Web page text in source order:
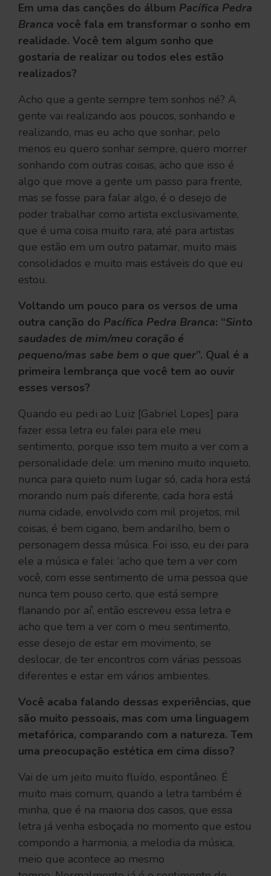
Em uma das canções do álbum Pacífica Pedra
Branca você fala em transformar o sonho em
realidade. Você tem algum sonho que
gostaria de realizar ou todos eles estão
realizados?
Acho que a gente sempre tem sonhos né? A
gente vai realizando aos poucos, sonhando e
realizando, mas eu acho que sonhar, pelo
menos eu quero sonhar sempre, quero morrer
sonhando com outras coisas, acho que isso é
algo que move a gente um passo para frente,
mas se fosse para falar algo, é o desejo de
poder trabalhar como artista exclusivamente,
que é uma coisa muito rara, até para artistas
que estão em um outro patamar, muito mais
consolidados e muito mais estáveis do que eu
estou.
Voltando um pouco para os versos de uma
outra canção do Pacífica Pedra Branca: “Sinto
saudades de mim/meu coração é
pequeno/mas sabe bem o que quer”. Qual é a
primeira lembrança que você tem ao ouvir
esses versos?
Quando eu pedi ao Luiz [Gabriel Lopes] para
fazer essa letra eu falei para ele meu
sentimento, porque isso tem muito a ver com a
personalidade dele: um menino muito inquieto,
nunca para quieto num lugar só, cada hora está
morando num país diferente, cada hora está
numa cidade, envolvido com mil projetos, mil
coisas, é bem cigano, bem andarilho, bem o
personagem dessa música. Foi isso, eu dei para
ele a música e falei: ‘acho que tem a ver com
você, com esse sentimento de uma pessoa que
nunca tem pouso certo, que está sempre
flanando por aí’, então escreveu essa letra e
acho que tem a ver com o meu sentimento,
esse desejo de estar em movimento, se
deslocar, de ter encontros com várias pessoas
diferentes e estar em vários ambientes.
Você acaba falando dessas experiências, que
são muito pessoais, mas com uma linguagem
metafórica, comparando com a natureza. Tem
uma preocupação estética em cima disso?
Vai de um jeito muito fluído, espontâneo. É
muito mais comum, quando a letra também é
minha, que é na maioria dos casos, que essa
letra já venha esboçada no momento que estou
compondo a harmonia, a melodia da música,
meio que acontece ao mesmo